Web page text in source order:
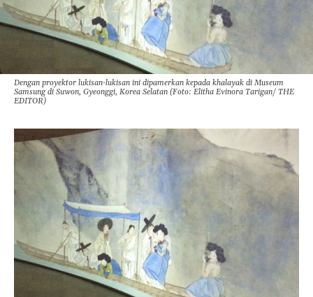
Dengan proyektor lukisan-lukisan ini dipamerkan kepada khalayak di Museum
Samsung di Suwon, Gyeonggi, Korea Selatan (Foto: Elitha Evinora Tarigan/ THE
EDITOR)